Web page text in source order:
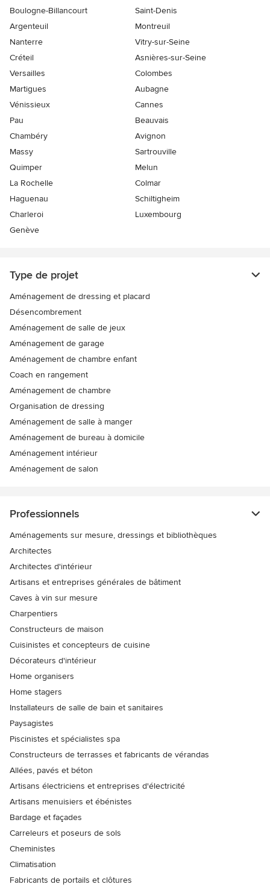
Boulogne-Billancourt
Saint-Denis
Argenteuil
Montreuil
Nanterre
Vitry-sur-Seine
Créteil
Asnières-sur-Seine
Versailles
Colombes
Martigues
Aubagne
Vénissieux
Cannes
Pau
Beauvais
Chambéry
Avignon
Massy
Sartrouville
Quimper
Melun
La Rochelle
Colmar
Haguenau
Schiltigheim
Charleroi
Luxembourg
Genève
Type de projet
Aménagement de dressing et placard
Désencombrement
Aménagement de salle de jeux
Aménagement de garage
Aménagement de chambre enfant
Coach en rangement
Aménagement de chambre
Organisation de dressing
Aménagement de salle à manger
Aménagement de bureau à domicile
Aménagement intérieur
Aménagement de salon
Professionnels
Aménagements sur mesure, dressings et bibliothèques
Architectes
Architectes d'intérieur
Artisans et entreprises générales de bâtiment
Caves à vin sur mesure
Charpentiers
Constructeurs de maison
Cuisinistes et concepteurs de cuisine
Décorateurs d'intérieur
Home organisers
Home stagers
Installateurs de salle de bain et sanitaires
Paysagistes
Piscinistes et spécialistes spa
Constructeurs de terrasses et fabricants de vérandas
Allées, pavés et béton
Artisans électriciens et entreprises d'électricité
Artisans menuisiers et ébénistes
Bardage et façades
Carreleurs et poseurs de sols
Cheministes
Climatisation
Fabricants de portails et clôtures